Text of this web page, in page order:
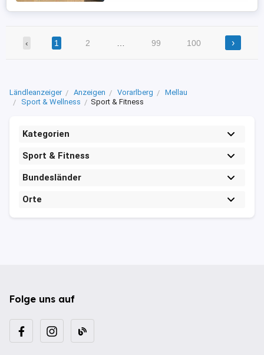
‹ 1 2 99 100 ›
Ländleanzeiger Anzeigen Vorarlberg
Mellau
Sport & Wellness
Sport & Fitness
Kategorien
Sport & Fitness
Bundesländer
Orte
Folge uns auf